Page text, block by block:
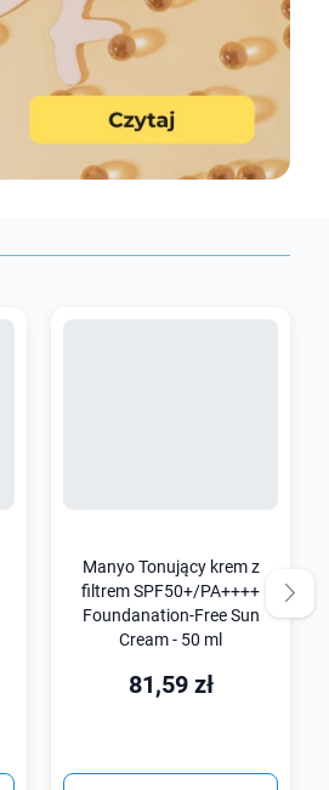
Manyo Tonujący krem z
filtrem SPF50+/PA++++
Foundanation-Free Sun
Cream - 50 ml
81,59 zł